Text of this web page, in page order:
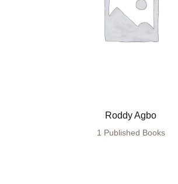
Roddy Agbo
1 Published Books